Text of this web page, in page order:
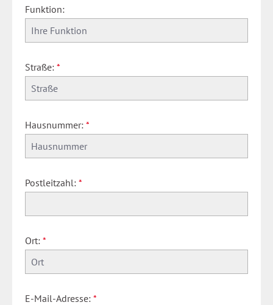
Funktion:
Straße: *
Hausnummer: *
Postleitzahl: *
Ort: *
E-Mail-Adresse: *